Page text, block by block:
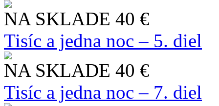
NA SKLADE 40 €
Tisíc a jedna noc – 5. diel
NA SKLADE 40 €
Tisíc a jedna noc – 7. diel